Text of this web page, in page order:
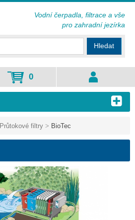
Průtokové filtry > BioTec
Hledat
0
Vodní čerpadla, filtrace a vše
pro zahradní jezírka